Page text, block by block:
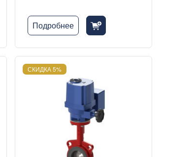
Подробнее cart_fill_badge_plus
СКИДКА 5%